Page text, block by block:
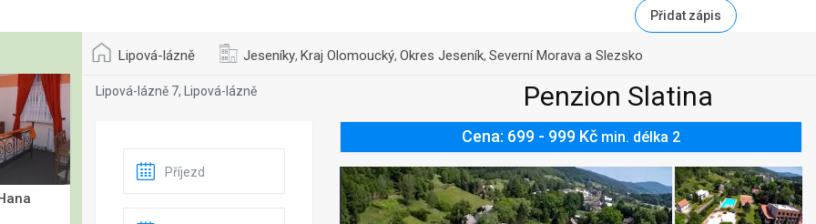
Přidat zápis
Lipová-lázně Jeseníky, Kraj Olomoucký, Okres Jeseník, Severní Morava a Slezsko
Penzion Slatina
Lipová-lázně 7, Lipová-lázně
Cena: 699 - 999 Kč min. délka 2